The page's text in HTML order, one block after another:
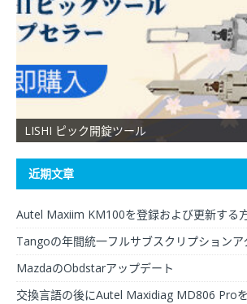
LISHI ピック開錠ツール
近期文章
Autel Maxiim KM100を登録および更新する
Tangoの年間統一フルサブスクリプションア
MazdaのObdstarアップデート
交換言語の後にAutel Maxidiag MD806 Pro